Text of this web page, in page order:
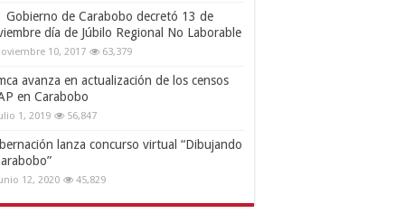
Gobierno de Carabobo decretó 13 de
día de Júbilo Regional No Laborable
10, 2017 63,379
avanza en actualización de los censos
en Carabobo
1, 2019 56,847
lanza concurso virtual “Dibujando
12, 2020 45,829